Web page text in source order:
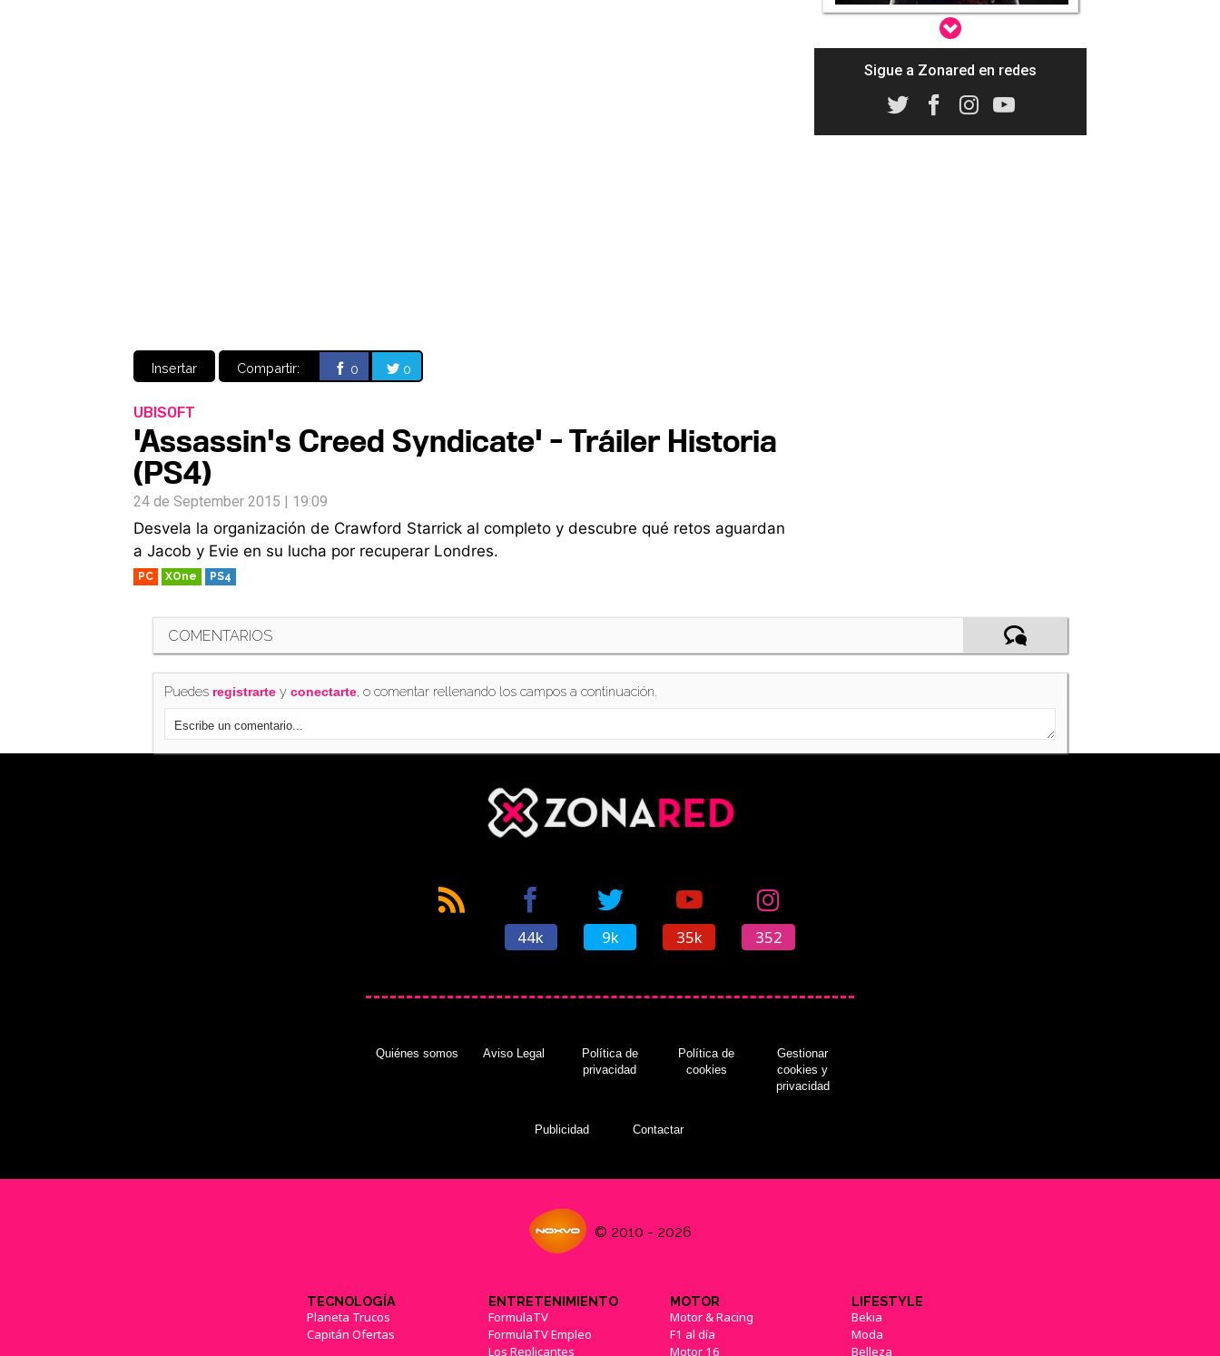
Insertar Compartir: 0 0
UBISOFT
'Assassin's Creed Syndicate' - Tráiler Historia
(PS4)
24 de September 2015 | 19:09
Desvela la organización de Crawford Starrick al completo y descubre qué retos aguardan
a Jacob y Evie en su lucha por recuperar Londres.
PC XOne PS4
Las ventas de Ubisoft en
doble que en Xbox One
(04/11/2015)
Sigue a Zonared en redes
COMENTARIOS
Puedes registrartey conectarte, o comentar rellenando los campos a continuación.
44k 9k 35k 352
Quiénes somos Aviso Legal
Política de
privacidad
Política de
cookies
Gestionar
cookies y
privacidad
Publicidad Contactar
© 2010 - 2026
TECNOLOGÍA
Planeta Trucos
Capitán Ofertas
ENTRETENIMIENTO
FormulaTV
FormulaTV Empleo
Los Replicantes
MOTOR
Motor & Racing
F1 al día
Motor 16
LIFESTYLE
Bekia
Moda
Belleza